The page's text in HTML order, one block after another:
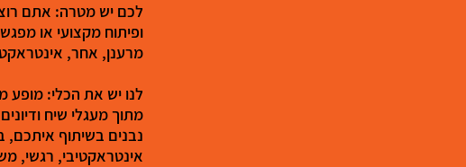
לכם יש מטרה: אתם
ופיתוח מקצועי או
מרענן, אחר,
לנו יש את הכלי: מופע
מתוך מעגלי שיח
נבנים בשיתוף איתכם,
אינטראקטיבי, רגשי,